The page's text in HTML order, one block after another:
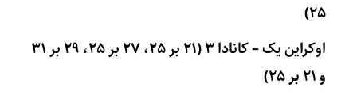
۲۵)
اوکراین یک – کانادا ۳ (۲۱ بر ۲۵، ۲۷ بر ۲۵، ۲۹ بر ۳۱
و ۲۱ بر ۲۵)